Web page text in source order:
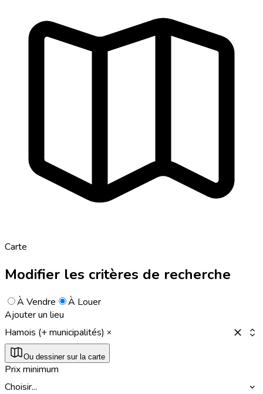
Carte
Modifier les critères de recherche
À Vendre
À Louer
Ajouter un lieu
Hamois (+ municipalités)
Ou dessiner sur la carte
Prix minimum
Choisir...